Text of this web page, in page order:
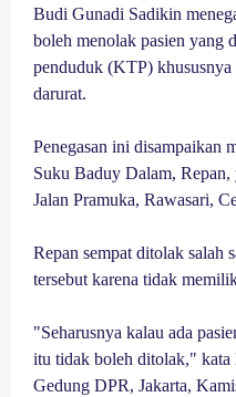
Budi Gunadi Sadikin
boleh menolak pasien yang
penduduk (KTP)
darurat.
Penegasan ini disampaikan
Suku Baduy Dalam,
Jalan Pramuka, Rawasari,
Repan sempat ditolak salah
tersebut karena tidak
"Seharusnya kalau ada
itu tidak boleh ditolak,"
Gedung DPR, Jakarta,